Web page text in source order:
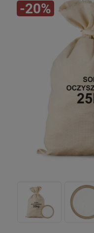
-20%